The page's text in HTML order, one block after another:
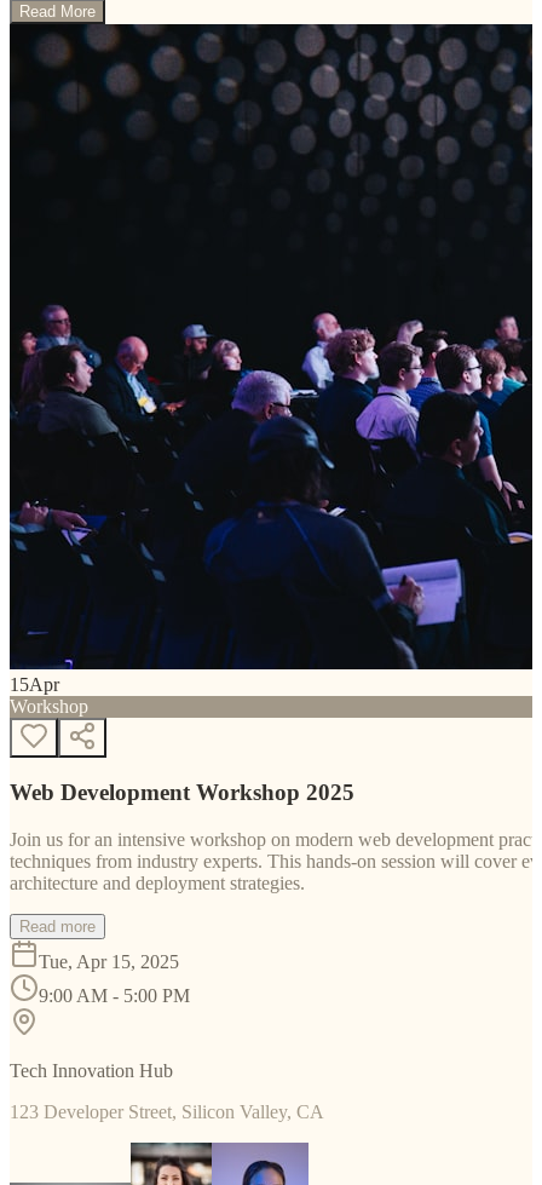
Read More
15Apr
Workshop
Web Development Workshop 2025
Join us for an intensive workshop on modern web development
techniques from industry experts. This hands-on session will cover
architecture and deployment strategies.
Read more
Tue, Apr 15, 2025
9:00 AM - 5:00 PM
Tech Innovation Hub
123 Developer Street, Silicon Valley, CA